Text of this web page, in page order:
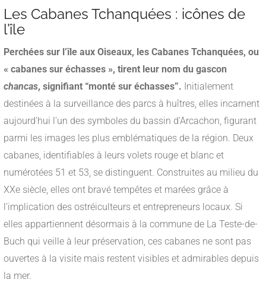
Les Cabanes Tchanquées : icônes de
l’île
Perchées sur l’île aux Oiseaux, les Cabanes Tchanquées, ou
« cabanes sur échasses », tirent leur nom du gascon
chancas, signifiant “monté sur échasses”. Initialement
destinées à la surveillance des parcs à huîtres, elles incarnent
aujourd’hui l’un des symboles du bassin d’Arcachon, figurant
parmi les images les plus emblématiques de la région. Deux
cabanes, identifiables à leurs volets rouge et blanc et
numérotées 51 et 53, se distinguent. Construites au milieu du
XXe siècle, elles ont bravé tempêtes et marées grâce à
l’implication des ostréiculteurs et entrepreneurs locaux. Si
elles appartiennent désormais à la commune de La Teste-de-
Buch qui veille à leur préservation, ces cabanes ne sont pas
ouvertes à la visite mais restent visibles et admirables depuis
la mer.